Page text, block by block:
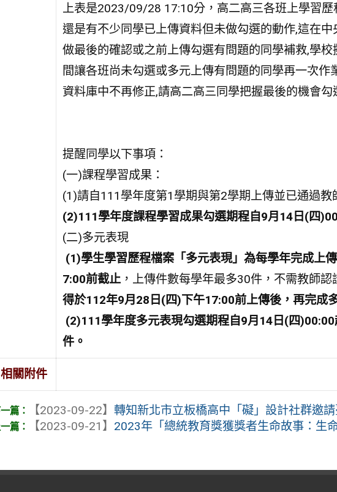
上表是2023/09/28 17:10分，高二高三各班上學習
還是有不少同學已上傳資料但未做勾選的動作,這在
做最後的確認或之前上傳勾選有問題的同學補救,學
間讓各班尚未勾選或多元上傳有問題的同學再一次
資料庫中不再修正,請高二高三同學把握最後的機會勾
提醒同學以下事項：
(一)課程學習成果：
(1)請自111學年度第1學期與第2學期上傳並已通過
(2)111學年度課程學習成果勾選期程自9月14日(四
(二)多元表現
(1)學生學習歷程檔案「多元表現」為每學年完成上
7:00前截止，上傳件數每學年最多30件，不需教師認
得於112年9月28 日(四)下午17:00前上傳後，再完成
(2)111學年度多元表現勾選期程自9月14日(四)00:00
件。
相關附件
【2023-09-22】轉知新北市立板橋高中「礙」設計社群邀
【2023-09-21】 2023年「總統教育獎獲獎者生命故事：生